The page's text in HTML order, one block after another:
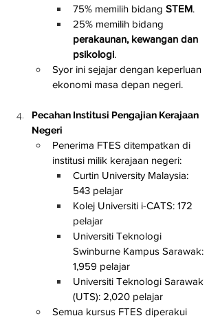
75% memilih bidang STEM.
25% memilih bidang
perakaunan, kewangan dan
psikologi.
Syor ini sejajar dengan keperluan
ekonomi masa depan negeri.
Pecahan Institusi Pengajian Kerajaan
Negeri
Penerima FTES ditempatkan di
institusi milik kerajaan negeri:
Curtin University Malaysia:
543 pelajar
Kolej Universiti i-CATS: 172
pelajar
Universiti Teknologi
Swinburne Kampus Sarawak:
1,959 pelajar
Universiti Teknologi Sarawak
(UTS): 2,020 pelajar
Semua kursus FTES diperakui